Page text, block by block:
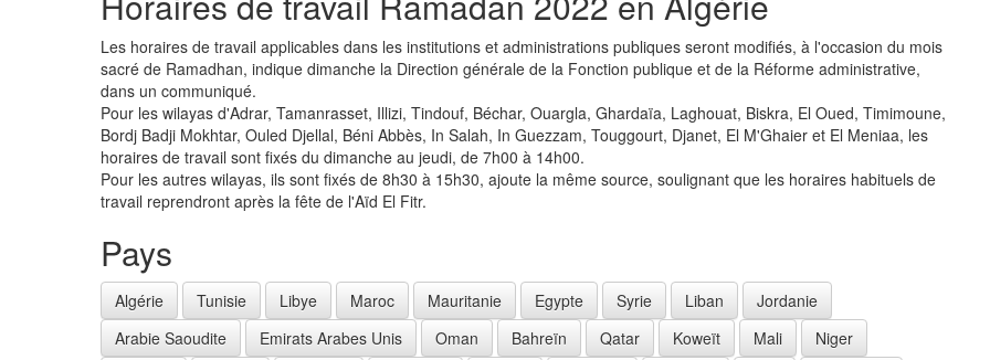
Les horaires de travail applicables dans les institutions et administrations publiques seront modifiés, à l'occasion du mois
sacré de Ramadhan, indique dimanche la Direction générale de la Fonction publique et de la Réforme administrative,
dans un communiqué.
Pour les wilayas d'Adrar, Tamanrasset, Illizi, Tindouf, Béchar, Ouargla, Ghardaïa, Laghouat, Biskra, El Oued, Timimoune,
Bordj Badji Mokhtar, Ouled Djellal, Béni Abbès, In Salah, In Guezzam, Touggourt, Djanet, El M'Ghaier et El Meniaa, les
horaires de travail sont fixés du dimanche au jeudi, de 7h00 à 14h00.
Pour les autres wilayas, ils sont fixés de 8h30 à 15h30, ajoute la même source, soulignant que les horaires habituels de
travail reprendront après la fête de l'Aïd El Fitr.
Pays
Algérie Tunisie Libye Maroc Mauritanie Egypte Syrie Liban
Jordanie
Arabie Saoudite
Emirats Arabes Unis Oman Bahreïn Qatar Koweït Mali Niger